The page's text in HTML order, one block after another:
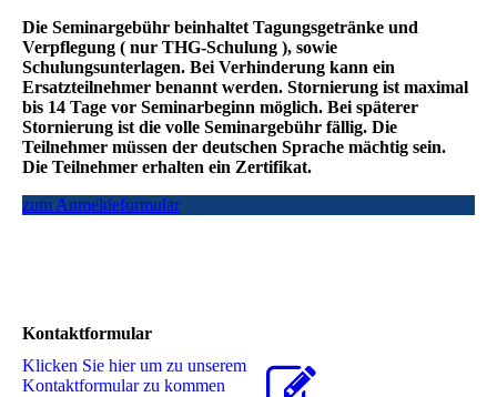
Die Seminargebühr beinhaltet Tagungsgetränke und
Verpflegung ( nur THG-Schulung ), sowie
Schulungsunterlagen. Bei Verhinderung kann ein
Ersatzteilnehmer benannt werden. Stornierung ist maximal
bis 14 Tage vor Seminarbeginn möglich. Bei späterer
Stornierung ist die volle Seminargebühr fällig. Die
Teilnehmer müssen der deutschen Sprache mächtig sein.
Die Teilnehmer erhalten ein Zertifikat.
zum Anmeldeformular
Kontaktformular
Klicken Sie hier um zu unserem
Kon­takt­for­mu­lar zu kommen